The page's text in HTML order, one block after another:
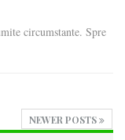
circumstante. Spre
NEWER POSTS